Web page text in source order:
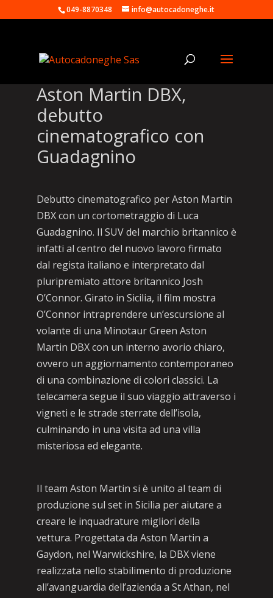
049-8870348 info@autocadoneghe.it
Aston Martin DBX,
debutto
cinematografico con
Guadagnino
Debutto cinematografico per Aston Martin
DBX con un cortometraggio di Luca
Guadagnino. Il SUV del marchio britannico è
infatti al centro del nuovo lavoro firmato
dal regista italiano e interpretato dal
pluripremiato attore britannico Josh
O’Connor. Girato in Sicilia, il film mostra
O’Connor intraprendere un’escursione al
volante di una Minotaur Green Aston
Martin DBX con un interno avorio chiaro,
ovvero un aggiornamento contemporaneo
di una combinazione di colori classici. La
telecamera segue il suo viaggio attraverso i
vigneti e le strade sterrate dell’isola,
culminando in una visita ad una villa
misteriosa ed elegante.
Il team Aston Martin si è unito al team di
produzione sul set in Sicilia per aiutare a
creare le inquadrature migliori della
vettura. Progettata da Aston Martin a
Gaydon, nel Warwickshire, la DBX viene
realizzata nello stabilimento di produzione
all’avanguardia dell’azienda a St Athan, nel